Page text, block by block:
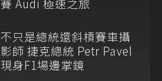
賽 Audi 極速之旅
不只是總統還斜槓賽車攝
影師 捷克總統 Petr Pavel
現身F1場邊掌鏡